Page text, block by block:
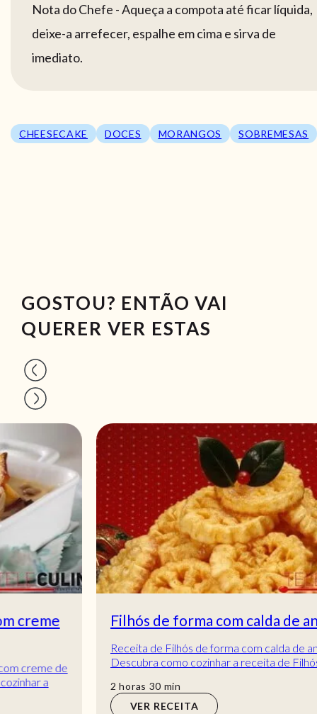
Nota do Chefe - Aqueça a compota até ficar líquida,
deixe-a arrefecer, espalhe em cima e sirva de
imediato.
CHEESECAKE DOCES MORANGOS SOBREMESAS
GOSTOU? ENTÃO VAI
QUERER VER ESTAS
Filhós de forma com calda de anis
Receita de Filhós de forma com calda de anis.
Descubra como cozinhar a receita de Filhós de
forma com calda de anis de maneira prática e del...
2horas
horas
VER RECEITA